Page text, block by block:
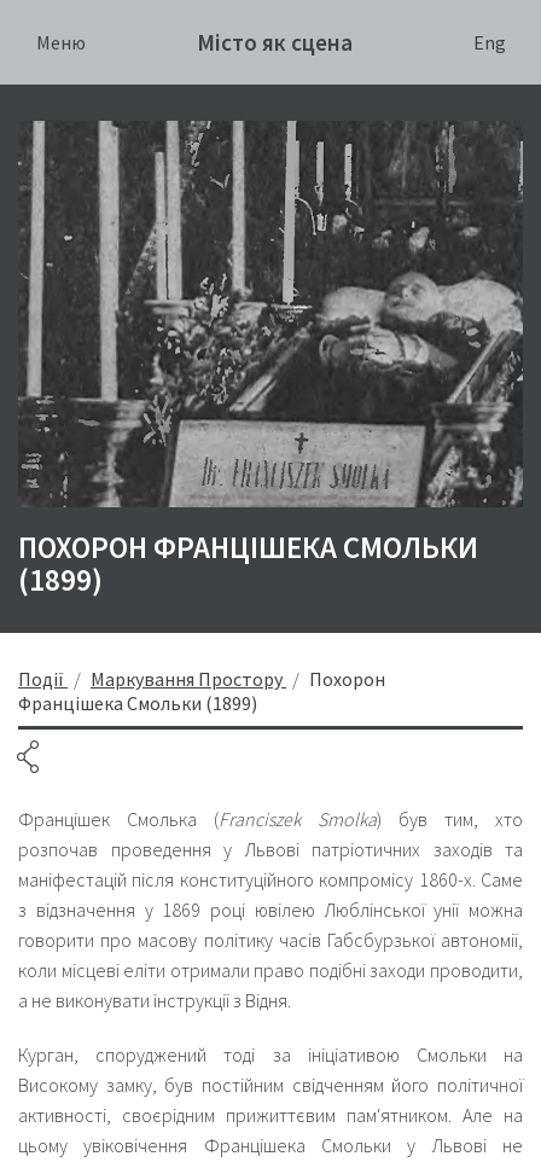
Меню Місто як сцена Eng
ПОХОРОН ФРАНЦІШЕКА СМОЛЬКИ
(1899)
Події Маркування Простору
Похорон
Францішека Смольки (1899)
Францішек Смолька (Franciszek Smolka) був тим, хто
розпочав проведення у Львові патріотичних заходів та
маніфестацій після конституційного компромісу 1860-х. Саме
з відзначення у 1869 році ювілею Люблінської уніїможна
говорити про масову політику часів Габсбурзької автономії,
коли місцеві еліти отримали право подібні заходи проводити,
а не виконувати інструкції з Відня.
Курган, споруджений тоді за ініціативою Смольки на
Високому замку, був постійним свідченням його політичної
активності, своєрідним прижиттєвим пам'ятником. Але на
цьому увіковічення Францішека Смольки у Львові не